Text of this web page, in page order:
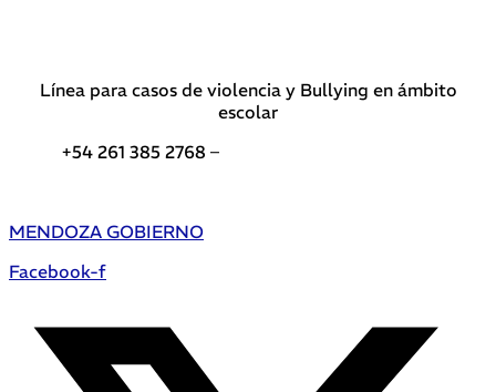
Línea para casos de violencia y Bullying en ámbito
escolar
+54 261 385 2768 –
MENDOZA GOBIERNO
Facebook-f